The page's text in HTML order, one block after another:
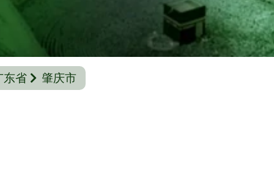
东省 肇庆市